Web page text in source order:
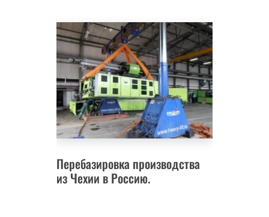
Перебазировка производства
из Чехии в Россию.